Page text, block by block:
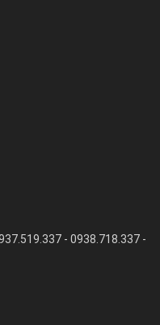
- 0938.718.337 -